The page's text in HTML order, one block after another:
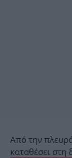
Από την
καταθέσει στη